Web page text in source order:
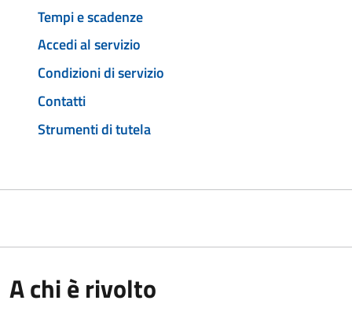
Tempi e scadenze
Accedi al servizio
Condizioni di servizio
Contatti
Strumenti di tutela
A chi è rivolto